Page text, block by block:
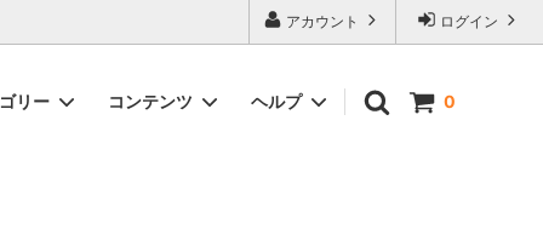
ログイン
アカウント
0
リー コンテンツ ヘルプ